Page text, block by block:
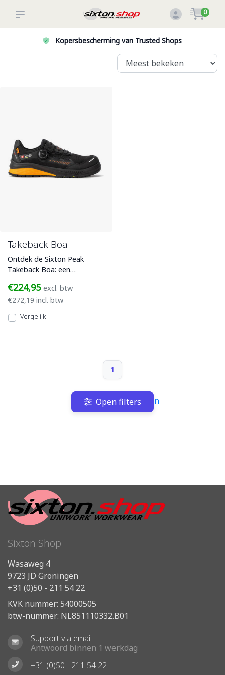
0
Kopersbescherming van Trusted Shops
Takeback Boa
Ontdek de Sixton Peak
Takeback Boa: een
uit de Greenball collectie.
Voorzien
€224,95 excl. btw
€272,19 incl. btw
Vergelijk
1
Open filters
Terug naar boven
Sixton Shop
Wasaweg 4
9723 JD Groningen
+31 (0)50 - 211 54 22
KVK nummer: 54000505
btw-nummer: NL851110332.B01
Support via email
Antwoord binnen 1 werkdag
+31 (0)50 - 211 54 22